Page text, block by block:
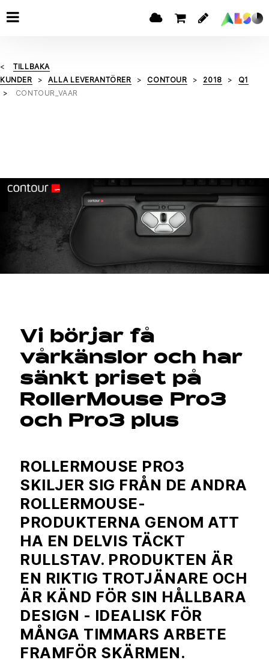
TILLBAKA
KUNDER
ALLA LEVERANTÖRER CONTOUR 2018
Q1
CONTOUR_VAAR
Vi börjar få
vårkänslor och har
sänkt priset på
RollerMouse Pro3
och Pro3 plus
ROLLERMOUSE PRO3
SKILJER SIG FRÅN DE ANDRA
ROLLERMOUSE-
PRODUKTERNA GENOM ATT
HA EN DELVIS TÄCKT
RULLSTAV. PRODUKTEN ÄR
EN RIKTIG TROTJÄNARE OCH
ÄR KÄND FÖR SIN HÅLLBARA
DESIGN - IDEALISK FÖR
MÅNGA TIMMARS ARBETE
FRAMFÖR SKÄRMEN.